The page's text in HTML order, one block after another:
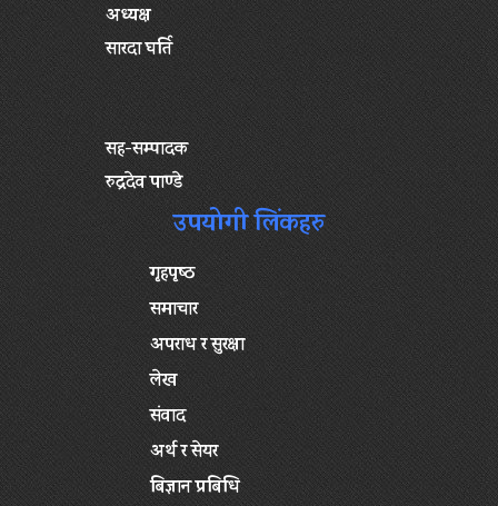
अध्यक्ष
सारदा घर्ति
सह-सम्पादक
रुद्रदेव पाण्डे
उपयोगी लिंकहरु
गृहपृष्‍ठ
समाचार
अपराध र सुरक्षा
लेख
संवाद
अर्थ र सेयर
बिज्ञान प्रबिधि